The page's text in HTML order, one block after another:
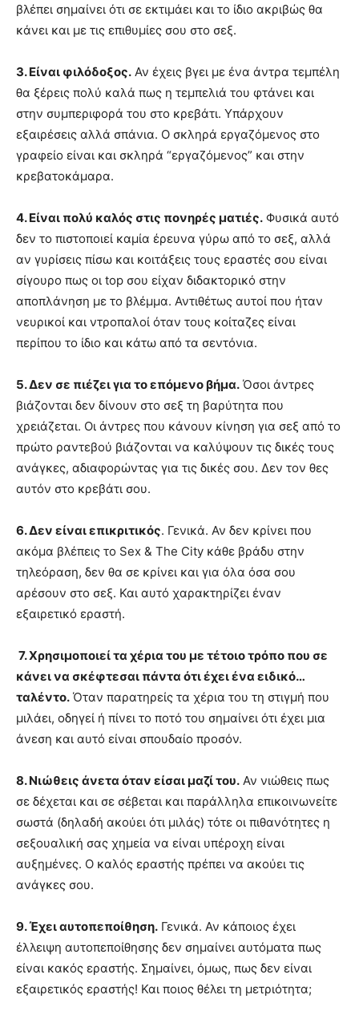
βλέπει σημαίνει ότι σε εκτιμάει και το ίδιο ακριβώς θα
κάνει και με τις επιθυμίες σου στο σεξ.
3. Είναι φιλόδοξος. Αν έχεις βγει με ένα άντρα τεμπέλη
θα ξέρεις πολύ καλά πως η τεμπελιά του φτάνει και
στην συμπεριφορά του στο κρεβάτι. Υπάρχουν
εξαιρέσεις αλλά σπάνια. Ο σκληρά εργαζόμενος στο
γραφείο είναι και σκληρά “εργαζόμενος” και στην
κρεβατοκάμαρα.
4. Είναι πολύ καλός στις πονηρές ματιές. Φυσικά αυτό
δεν το πιστοποιεί καμία έρευνα γύρω από το σεξ, αλλά
αν γυρίσεις πίσω και κοιτάξεις τους εραστές σου είναι
σίγουρο πως οι top σου είχαν διδακτορικό στην
αποπλάνηση με το βλέμμα. Αντιθέτως αυτοί που ήταν
νευρικοί και ντροπαλοί όταν τους κοίταζες είναι
περίπου το ίδιο και κάτω από τα σεντόνια.
5. Δεν σε πιέζει για το επόμενο βήμα. Όσοι άντρες
βιάζονται δεν δίνουν στο σεξ τη βαρύτητα που
χρειάζεται. Οι άντρες που κάνουν κίνηση για σεξ από το
πρώτο ραντεβού βιάζονται να καλύψουν τις δικές τους
ανάγκες, αδιαφορώντας για τις δικές σου. Δεν τον θες
αυτόν στο κρεβάτι σου.
6. Δεν είναι επικριτικός. Γενικά. Αν δεν κρίνει που
ακόμα βλέπεις το Sex & The City κάθε βράδυ στην
τηλεόραση, δεν θα σε κρίνει και για όλα όσα σου
αρέσουν στο σεξ. Και αυτό χαρακτηρίζει έναν
εξαιρετικό εραστή.
7. Χρησιμοποιεί τα χέρια του με τέτοιο τρόπο που σε
κάνει να σκέφτεσαι πάντα ότι έχει ένα ειδικό…
ταλέντο. Όταν παρατηρείς τα χέρια του τη στιγμή που
μιλάει, οδηγεί ή πίνει το ποτό του σημαίνει ότι έχει μια
άνεση και αυτό είναι σπουδαίο προσόν.
8. Νιώθεις άνετα όταν είσαι μαζί του. Αν νιώθεις πως
σε δέχεται και σε σέβεται και παράλληλα επικοινωνείτε
σωστά (δηλαδή ακούει ότι μιλάς) τότε οι πιθανότητες η
σεξουαλική σας χημεία να είναι υπέροχη είναι
αυξημένες. Ο καλός εραστής πρέπει να ακούει τις
ανάγκες σου.
9. Έχει αυτοπεποίθηση. Γενικά. Αν κάποιος έχει
έλλειψη αυτοπεποίθησης δεν σημαίνει αυτόματα πως
είναι κακός εραστής. Σημαίνει, όμως, πως δεν είναι
εξαιρετικός εραστής! Και ποιος θέλει τη μετριότητα;